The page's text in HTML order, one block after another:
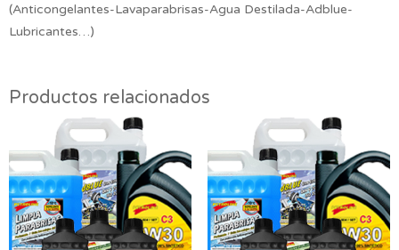
(Anticongelantes-Lavaparabrisas-Agua Destilada-Adblue-
Lubricantes…)
Productos relacionados